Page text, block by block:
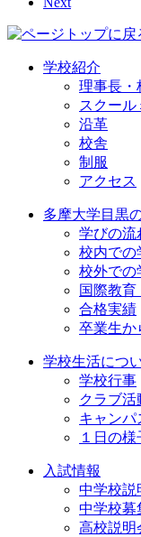
学校紹介
理事長・
スクー
沿革
校舎
制服
アクセス
多摩大学目黒
学びの流
校内での
校外での
国際教育
合格実績
卒業生か
学校生活につ
学校行事
クラブ活
キャンパ
１日の様
入試情報
中学校説
中学校募
高校説明